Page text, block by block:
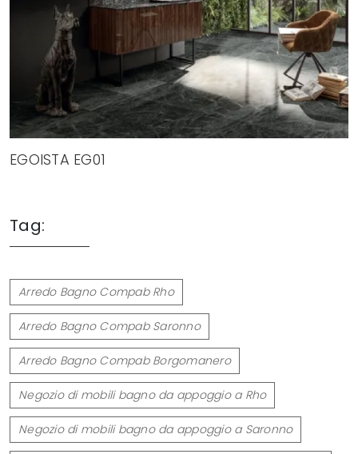
EGOISTA EG01
Tag:
Arredo Bagno Compab Rho
Arredo Bagno Compab Saronno
Arredo Bagno Compab Borgomanero
Negozio di mobili bagno da appoggio a Rho
Negozio di mobili bagno da appoggio a Saronno